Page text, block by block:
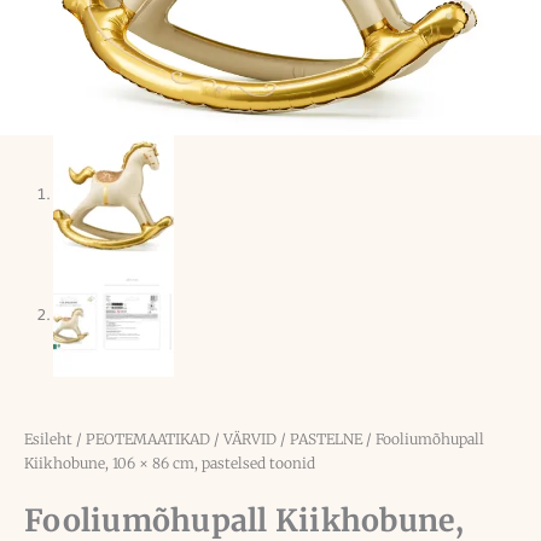
Esileht / PEOTEMAATIKAD / VÄRVID / PASTELNE/ Fooliumõhupall
Kiikhobune, 106 × 86 cm, pastelsed toonid
Fooliumõhupall Kiikhobune,